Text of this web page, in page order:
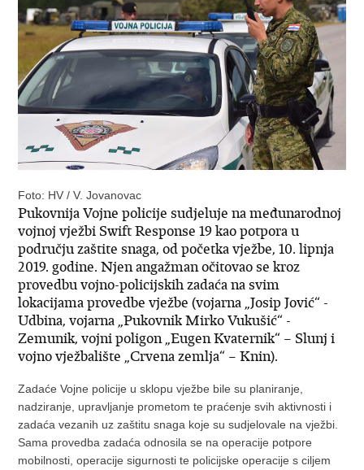
Foto: HV / V. Jovanovac
Pukovnija Vojne policije sudjeluje na međunarodnoj
vojnoj vježbi Swift Response 19 kao potpora u
području zaštite snaga, od početka vježbe, 10. lipnja
2019. godine. Njen angažman očitovao se kroz
provedbu vojno-policijskih zadaća na svim
lokacijama provedbe vježbe (vojarna „Josip Jović“ -
Udbina, vojarna „Pukovnik Mirko Vukušić“ -
Zemunik, vojni poligon „Eugen Kvaternik“ – Slunj i
vojno vježbalište „Crvena zemlja“ – Knin).
Zadaće Vojne policije u sklopu vježbe bile su planiranje,
nadziranje, upravljanje prometom te praćenje svih aktivnosti i
zadaća vezanih uz zaštitu snaga koje su sudjelovale na vježbi.
Sama provedba zadaća odnosila se na operacije potpore
mobilnosti, operacije sigurnosti te policijske operacije s ciljem